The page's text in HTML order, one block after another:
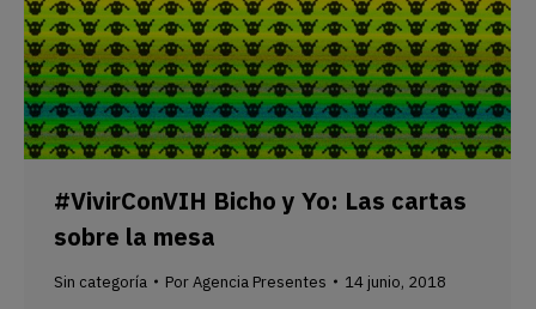
#VivirConVIH Bicho y Yo: Las cartas
sobre la mesa
Sin categoría PorAgencia Presentes 14 junio, 2018